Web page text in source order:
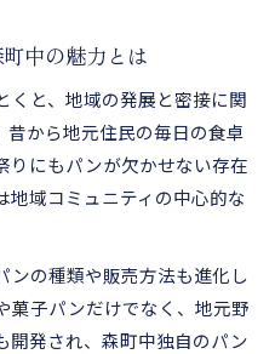
中の魅力とは
くと、地域の発展と密接に関
昔から地元住民の毎日の食卓
りにもパンが欠かせない存在
地域コミュニティの中心的な
ンの種類や販売方法も進化し
菓子パンだけでなく、地元野
開発され、森町中独自のパン